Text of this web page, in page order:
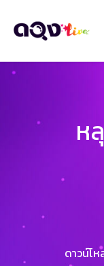
ห
ดาวน์โ